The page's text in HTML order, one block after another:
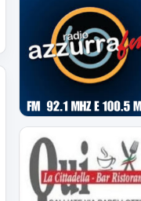
"Sessione Estiva
2026/2027"
tutte le operazioni degli
azzurri
Il Novara è atteso dal
quarto impegno
estivo
Mercoledì a Chiavari.
Tra amichevoli e
mercato...
Orari Biglietteria